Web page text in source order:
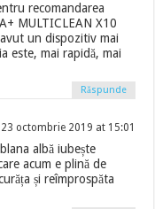
recomandarea
MULTICLEAN X10
un dispozitiv mai
este, mai rapidă, mai
Răspunde
23 octombrie 2019 at 15:01
albă iubește
acum e plină de
și reîmprospăta